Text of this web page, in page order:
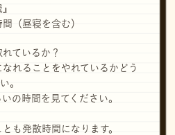
４歳』
（昼寝を含む）
ているか？
れることをやれているかどう
。
の時間を見てください。
も発散時間になります。